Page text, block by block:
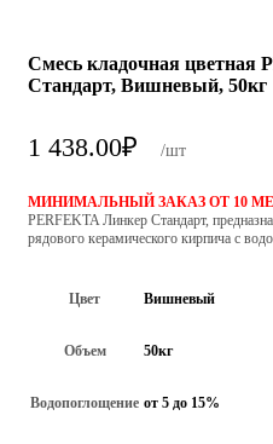
Смесь кладочная цветная
Стандарт, Вишневый, 50кг
1 438.00₽ /шт
МИНИМАЛЬНЫЙ ЗАКАЗ ОТ 10
PERFEKTA Линкер Стандарт,
рядового керамического кирпича с
Цвет Вишневый
Объем 50кг
Водопоглощение от 5 до 15%